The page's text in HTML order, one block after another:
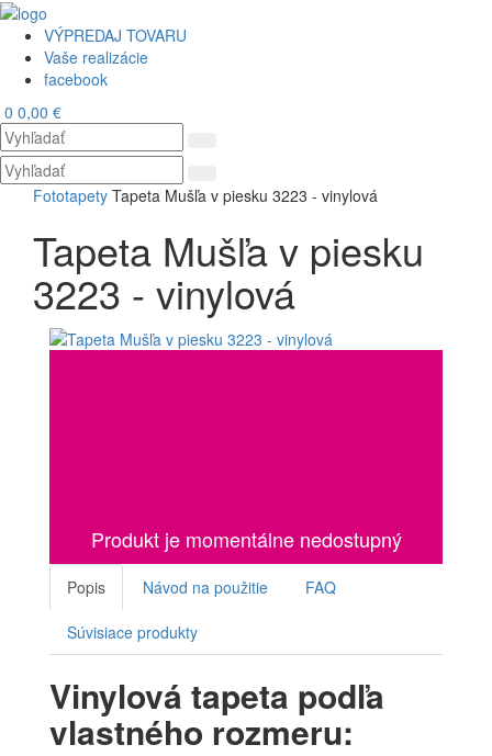
VÝPREDAJ TOVARU
Vaše realizácie
facebook
0 0,00 €
Fototapety Tapeta Mušľa v piesku 3223 - vinylová
Tapeta Mušľa v piesku
3223 - vinylová
Produkt je momentálne nedostupný
Popis Návod na použitie FAQ
Súvisiace produkty
Vinylová tapeta podľa
vlastného rozmeru: